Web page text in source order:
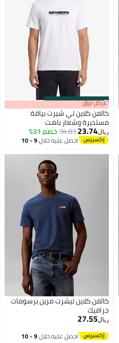
00m:00s
·باقي 100% عرض برق
كالفن كلاين تي شيرت بياقة
مستديرة وشعار باهت
ريال23.74
34.83خصم 31%
احصل عليه خلال 9 - 10
اغسطس
كالفن كلاين تيشرت مزين برسومات
جرافيك
ريال27.55
احصل عليه خلال 9 - 10